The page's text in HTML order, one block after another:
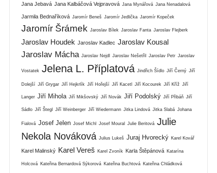
Jana Jebavá Jana Kalbáčová Vejpravová Jana Mynářová Jana Nenadalová
Jarmila Bednaříková Jaromír Beneš Jaromír Jedlička Jaromír Kopeček
Jaromír Šrámek Jaroslav Bílek Jaroslav Fanta Jaroslav Flejberk
Jaroslav Houdek Jaroslav Kadlec Jaroslav Kousal
Jaroslav Mácha Jaroslav Nejdl Jaroslav Nešetřil Jaroslav Petr Jaroslav
Vostatek Jelena L. Příplatová Jindřich Šídlo Jiří Černý Jiří
Dolejší Jiří Grygar Jiří Hejkrlík Jiří Hořejší Jiří Kacetl Jiří Kocourek Jiří Kříž Jiří
Langer Jiří Mihola Jiří Mikšovský Jiří Novák Jiří Podolský Jiří Přibáň Jiří
Sádlo Jiří Štegl Jiří Weinberger Jiří Wiedermann Jitka Lindová Jitka Slabá Johana
Fialová Josef Jelen Josef Michl Josef Moural Julie Beritová Julie
Nekola Nováková Julius Lukeš Juraj Hvorecký Karel Kovář
Karel Malinský Karel Vereš Karel Zvoník Karla Štěpánová Katarína
Holcová Kateřina Bernardová Sýkorová Kateřina Buchtová Kateřina Chládková